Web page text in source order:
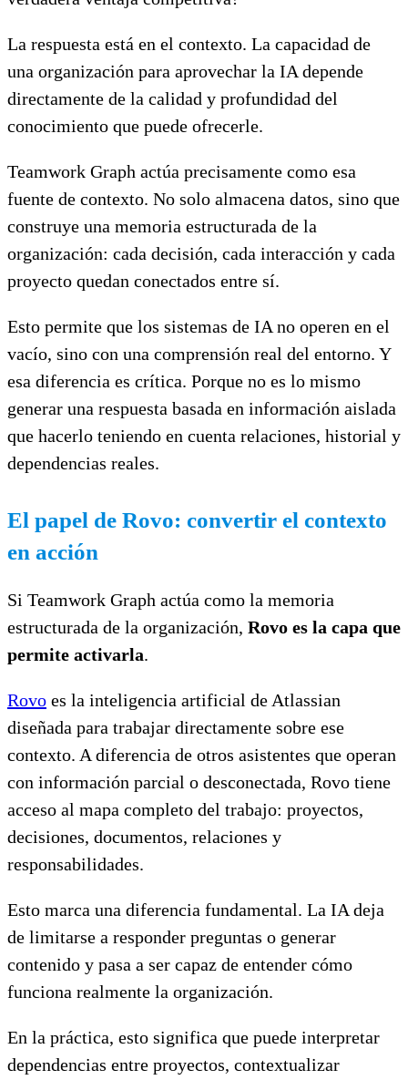
La respuesta está en el contexto. La capacidad de
una organización para aprovechar la IA depende
directamente de la calidad y profundidad del
conocimiento que puede ofrecerle.
Teamwork Graph actúa precisamente como esa
fuente de contexto. No solo almacena datos, sino que
construye una memoria estructurada de la
organización: cada decisión, cada interacción y cada
proyecto quedan conectados entre sí.
Esto permite que los sistemas de IA no operen en el
vacío, sino con una comprensión real del entorno. Y
esa diferencia es crítica. Porque no es lo mismo
generar una respuesta basada en información aislada
que hacerlo teniendo en cuenta relaciones, historial y
dependencias reales.
El papel de Rovo: convertir el contexto
en acción
Si Teamwork Graph actúa como la memoria
estructurada de la organización, Rovo es la capa que
permite activarla.
Rovo es la inteligencia artificial de Atlassian
diseñada para trabajar directamente sobre ese
contexto. A diferencia de otros asistentes que operan
con información parcial o desconectada, Rovo tiene
acceso al mapa completo del trabajo: proyectos,
decisiones, documentos, relaciones y
responsabilidades.
Esto marca una diferencia fundamental. La IA deja
de limitarse a responder preguntas o generar
contenido y pasa a ser capaz de entender cómo
funciona realmente la organización.
En la práctica, esto significa que puede interpretar
dependencias entre proyectos, contextualizar